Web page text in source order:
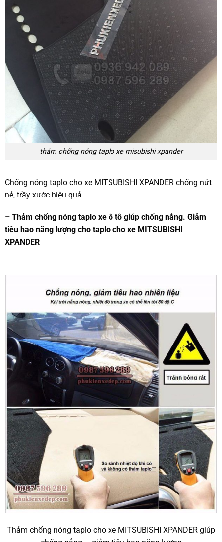
thảm chống nóng taplo xe misubishi xpander
Chống nóng taplo cho xe MITSUBISHI XPANDER chống nứt
nẻ, trầy xước hiệu quả
– Thảm chống nóng taploxe ô tô giúp chống nắng. Giảm
tiêu hao năng lượng cho taplo cho xe MITSUBISHI
XPANDER
Thảm chống nóng taplo cho xe MITSUBISHI XPANDER giúp